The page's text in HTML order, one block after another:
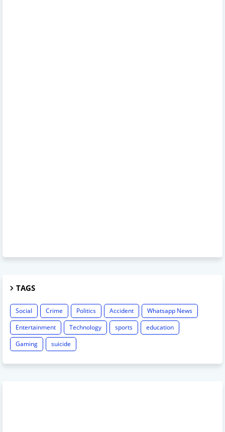
TAGS
Social Crime Politics Accident
Whatsapp News
Entertainment
Technology sports
education
Gaming
suicide